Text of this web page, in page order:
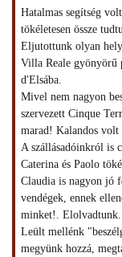
Hatalmas segítség
tökéletesen össze
Eljutottunk olyan
Villa Reale gyönyörű
d'Elsába.
Mivel nem nagyon
szervezett Cinque
marad! Kalandos
A szállásadóinkról is
Caterina és Paolo
Claudia is nagyon jó
vendégek, ennek
minket!. Elolvadtunk...
Leült mellénk
megyünk hozzá,